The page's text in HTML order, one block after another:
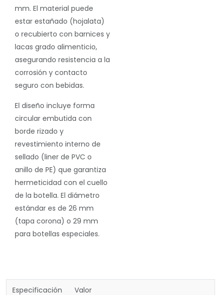
mm. El material puede
estar estañado (hojalata)
o recubierto con barnices y
lacas grado alimenticio,
asegurando resistencia a la
corrosión y contacto
seguro con bebidas.
El diseño incluye forma
circular embutida con
borde rizado y
revestimiento interno de
sellado (liner de PVC o
anillo de PE) que garantiza
hermeticidad con el cuello
de la botella. El diámetro
estándar es de 26 mm
(tapa corona) o 29 mm
para botellas especiales.
Especificación Valor